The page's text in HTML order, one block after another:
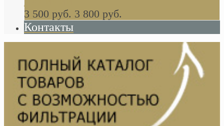
3 500 руб. 3 800 руб.
Контакты